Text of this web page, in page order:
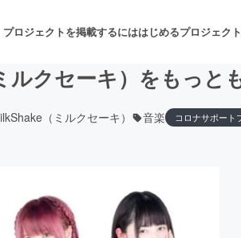
プロジェクトを掲載するにははじめるプロジェク
舞台・
ルクセーキ）をもっと
（ミルクセーキ） 音楽 コロナサポート